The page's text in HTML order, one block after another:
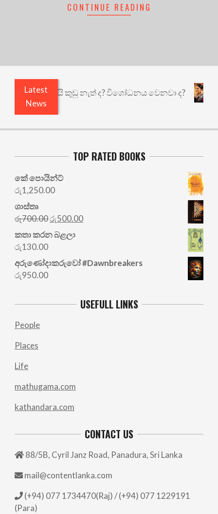
CONTINUE READING
Latest
News
ඇතුළෙයි කුඩු නැත් ද? විශෝධනය වෙනවා ද?
TOP RATED BOOKS
කේ පොයින්ට්
රු1,250.00
ශාස්තෘ
රු700.00Original
price
was:
රු500.00Current
කතා කරන බළලා
රු130.00
අරු‍ණෝදාකරුවෝ #Dawnbreakers
රු950.00
USEFULL LINKS
People
Places
Life
mathugama.com
kathandara.com
CONTACT US
88/5B, Cyril Janz Road, Panadura, Sri Lanka
mail@contentlanka.com
(+94) 077 1734470(Raj) / (+94) 077 1229191
(Para)